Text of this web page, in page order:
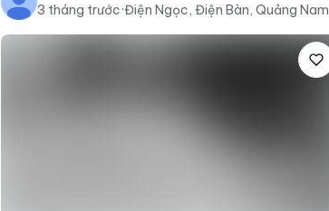
3 tháng trước·Điện Ngọc, Điện Bàn, Quảng Nam